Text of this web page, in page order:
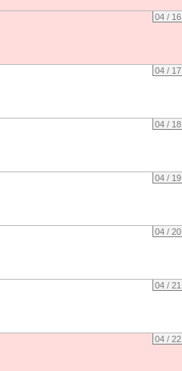
04 / 16
04 / 17
04 / 18
04 / 19
04 / 20
04 / 21
04 / 22